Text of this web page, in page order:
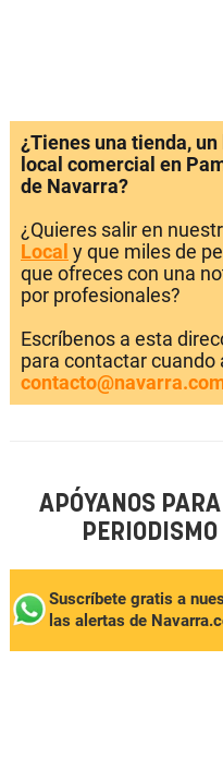
¿Tienes una tienda,
local comercial en
de Navarra?
¿Quieres salir en
Local y que miles de
que ofreces con una
por profesionales?
Escríbenos a esta
para contactar cuando
APÓYANOS
Suscríbete gratis a
las alertas de